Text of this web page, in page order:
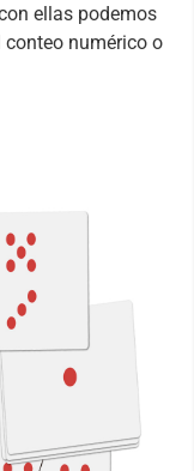
ellas podemos
numérico o